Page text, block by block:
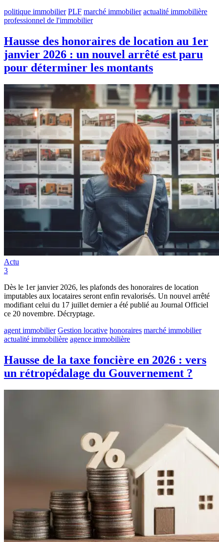
politique immobilier PLF marché immobilier actualité immobilière
professionnel de l'immobilier
Hausse des honoraires de location au 1er
janvier 2026 : un nouvel arrêté est paru
pour déterminer les montants
Actu
3
Dès le 1er janvier 2026, les plafonds des honoraires de location
imputables aux locataires seront enfin revalorisés. Un nouvel arrêté
modifiant celui du 17 juillet dernier a été publié au Journal Officiel
ce 20 novembre. Décryptage.
agent immobilier Gestion locative honoraires marché immobilier
actualité immobilière agence immobilière
Hausse de la taxe foncière en 2026 : vers
un rétropédalage du Gouvernement ?